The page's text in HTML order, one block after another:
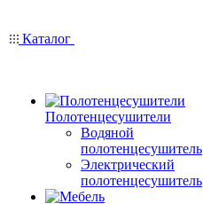
Каталог
Полотенцесушители
Водяной
полотенцесушитель
Электрический
полотенцесушитель